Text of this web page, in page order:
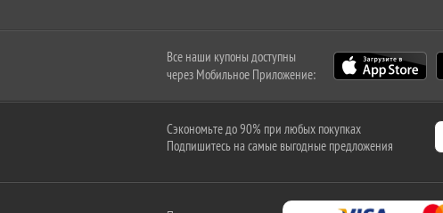
Все наши купоны доступны
через Мобильное Приложение:
Сэкономьте до 90% при любых покупках
Подпишитесь на самые выгодные предложения